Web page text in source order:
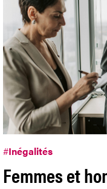
#Inégalités
Femmes et